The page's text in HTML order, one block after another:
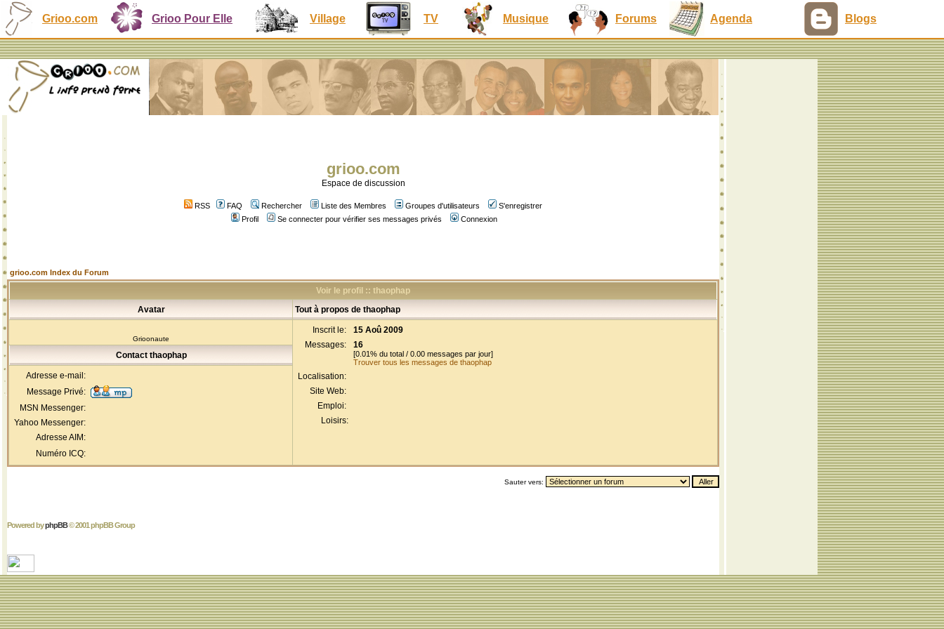
Grioo.com Grioo Pour Elle Village TV Musique Forums Agenda Blogs
grioo.com
Espace de discussion
RSS FAQ Rechercher Liste des Membres Groupes d'utilisateurs
S'enregistrer
Profil
Se connecter pour vérifier ses messages privés Connexion
grioo.com Index du Forum
Voir le profil :: thaophap
Avatar
Tout à propos de thaophap
Grioonaute
Inscrit le:
15 Aoû 2009
Messages:
16
[0.01% du total / 0.00 messages par jour]
Trouver tous les messages de thaophap
Localisation:
Site Web:
Emploi:
Loisirs:
Contact thaophap
Adresse e-mail:
Message Privé:
MSN Messenger:
Yahoo Messenger:
Adresse AIM:
Numéro ICQ:
Sauter vers:
Powered byphpBB© 2001 phpBB Group